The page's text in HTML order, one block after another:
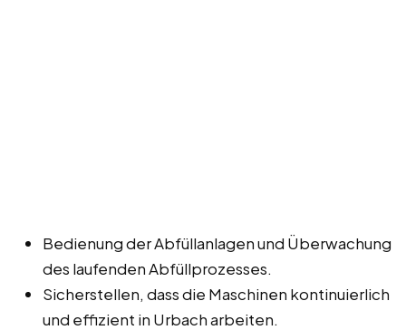
Bedienung der Abfüllanlagen und Überwachung
des laufenden Abfüllprozesses.
Sicherstellen, dass die Maschinen kontinuierlich
und effizient in Urbach arbeiten.